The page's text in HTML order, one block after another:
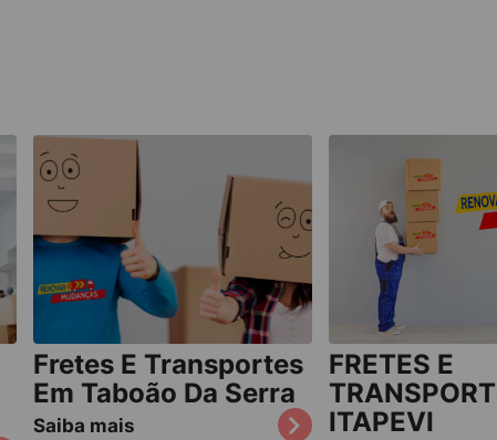
Fretes E Transportes
Em Taboão Da Serra
Saiba mais
FRETES E
ITAPEVI